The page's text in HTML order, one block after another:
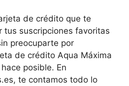
de crédito que te
tus suscripciones favoritas
preocuparte por
de crédito Aqua Máxima
posible. En
te contamos todo lo